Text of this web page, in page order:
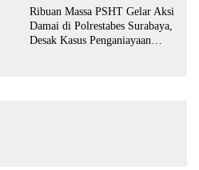
Ribuan Massa PSHT Gelar Aksi
Damai di Polrestabes Surabaya,
Desak Kasus Penganiayaan